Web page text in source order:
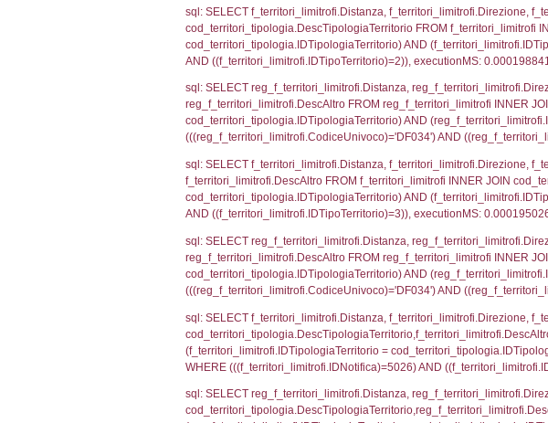
sql: SELECT a2p.Cognome,
(((a2p.IDNotifica)=5026) AND
sql: SELECT
d1_controlli.Comune,
d1_controlli.UntAmmTerr where
sql: SELECT * FROM
sql: SELECT Ispezione,
'%d/%m/%Y') as DataChiusura,
executionMS:
sql: SELECT el_nazioni.DescIT,
f_confini_stato.IDNotifica =
sql: SELECT el_nazioni.DescIT,